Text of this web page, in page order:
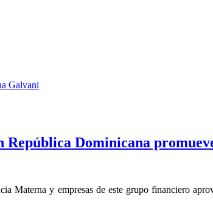
Galvani
Dominicana
Materna y empresas de este grupo financiero